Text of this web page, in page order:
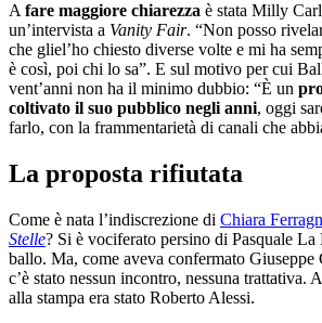
A fare maggiore chiarezza è stata Milly
un’intervista a Vanity Fair. “Non posso
che gliel’ho chiesto diverse volte e mi ha
è così, poi chi lo sa”. E sul motivo per cui
vent’anni non ha il minimo dubbio: “È un
coltivato il suo pubblico negli anni, oggi
farlo, con la frammentarietà di canali che
La proposta rifiutata
Come è nata l’indiscrezione di Chiara
Stelle? Si è vociferato persino di Pasquale La
ballo. Ma, come aveva confermato Giuseppe
c’è stato nessun incontro, nessuna trattativa.
alla stampa era stato Roberto Alessi.